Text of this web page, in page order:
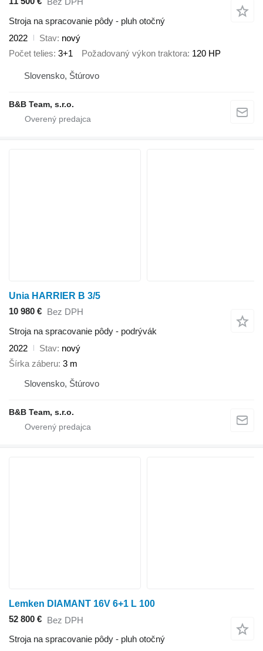
Stroja na spracovanie pôdy - pluh otočný
2022
Stav nový
Počet telies 3+1 Požadovaný výkon traktora 120 HP
Slovensko, Štúrovo
B&B Team, s.r.o.
Unia HARRIER B 3/5
10 980 € Bez DPH
Stroja na spracovanie pôdy - podrývák
2022
Stav nový
Šírka záberu 3 m
Slovensko, Štúrovo
B&B Team, s.r.o.
Lemken DIAMANT 16V 6+1 L 100
52 800 € Bez DPH
Stroja na spracovanie pôdy - pluh otočný